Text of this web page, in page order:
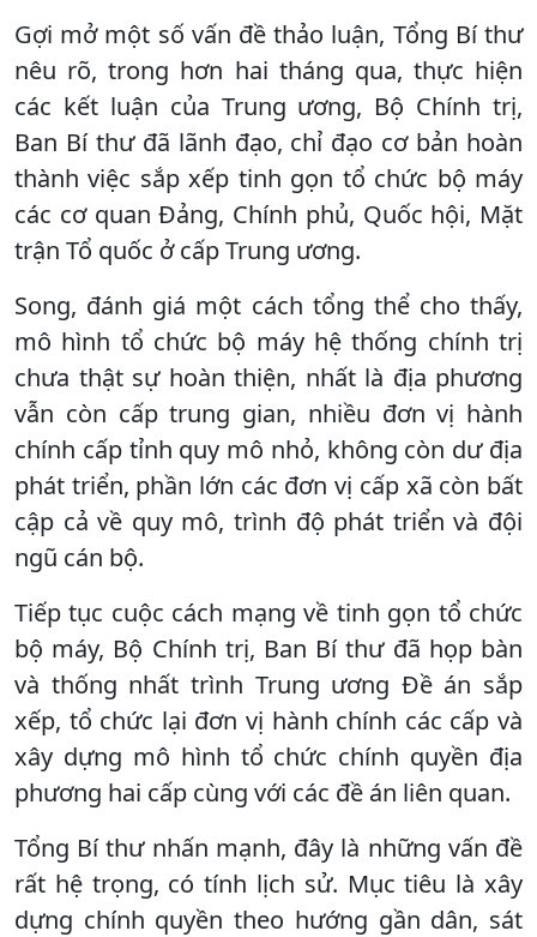
Gợi mở một số vấn đề thảo luận, Tổng Bí thư
nêu rõ, trong hơn hai tháng qua, thực hiện
các kết luận của Trung ương, Bộ Chính trị,
Ban Bí thư đã lãnh đạo, chỉ đạo cơ bản hoàn
thành việc sắp xếp tinh gọn tổ chức bộ máy
các cơ quan Đảng, Chính phủ, Quốc hội, Mặt
trận Tổ quốc ở cấp Trung ương.
Song, đánh giá một cách tổng thể cho thấy,
mô hình tổ chức bộ máy hệ thống chính trị
chưa thật sự hoàn thiện, nhất là địa phương
vẫn còn cấp trung gian, nhiều đơn vị hành
chính cấp tỉnh quy mô nhỏ, không còn dư địa
phát triển, phần lớn các đơn vị cấp xã còn bất
cập cả về quy mô, trình độ phát triển và đội
ngũ cán bộ.
Tiếp tục cuộc cách mạng về tinh gọn tổ chức
bộ máy, Bộ Chính trị, Ban Bí thư đã họp bàn
và thống nhất trình Trung ương Đề án sắp
xếp, tổ chức lại đơn vị hành chính các cấp và
xây dựng mô hình tổ chức chính quyền địa
phương hai cấp cùng với các đề án liên quan.
Tổng Bí thư nhấn mạnh, đây là những vấn đề
rất hệ trọng, có tính lịch sử. Mục tiêu là xây
dựng chính quyền theo hướng gần dân, sát